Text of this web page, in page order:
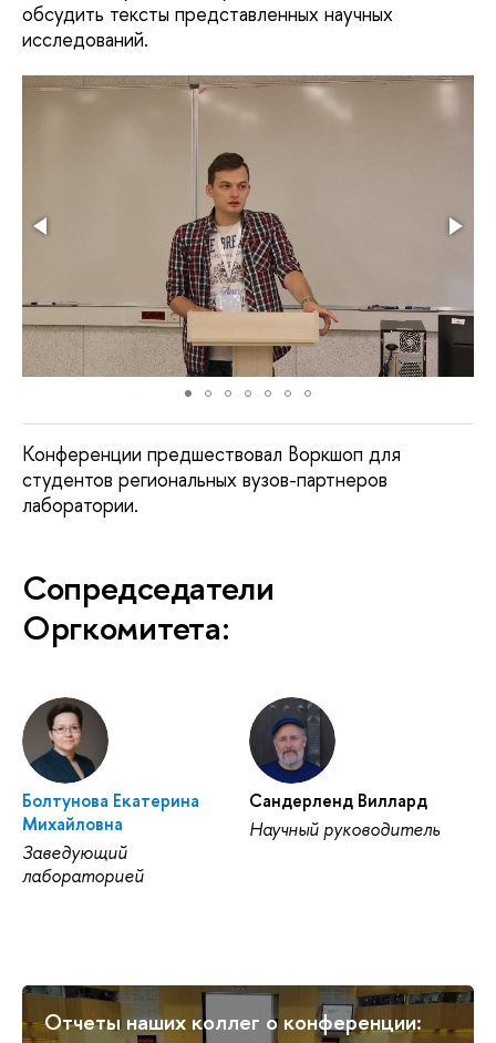
обсудить тексты представленных научных
исследований.
Конференции предшествовал Воркшоп для
студентов региональных вузов-партнеров
лаборатории.
Сопредседатели
Оргкомитета:
Болтунова Екатерина
Михайловна
Заведующий
лабораторией
Сандерленд Виллард
Научный руководитель
Отчеты наших коллег о конференции: